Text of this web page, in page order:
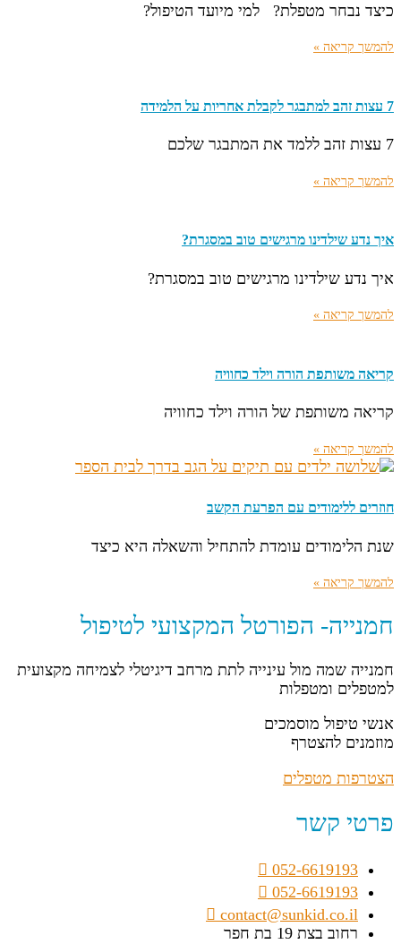
כיצד נבחר מטפלת? למי מיועד הטיפול?
להמשך קריאה »
7 עצות זהב למתבגר לקבלת אחריות על הלמידה
7 עצות זהב ללמד את המתבגר שלכם
להמשך קריאה »
איך נדע שילדינו מרגישים טוב במסגרת?
איך נדע שילדינו מרגישים טוב במסגרת?
להמשך קריאה »
קריאה משותפת הורה וילד כחוויה
קריאה משותפת של הורה וילד כחוויה
להמשך קריאה »
חוזרים ללימודים עם הפרעת הקשב
שנת הלימודים עומדת להתחיל והשאלה היא כיצד
להמשך קריאה »
חמנייה- הפורטל המקצועי לטיפול
חמנייה שמה מול עינייה לתת מרחב דיגיטלי לצמיחה מקצועית
למטפלים ומטפלות
אנשי טיפול מוסמכים
מוזמנים להצטרף
הצטרפות מטפלים
פרטי קשר
052-6619193
052-6619193
contact@sunkid.co.il
רחוב בצת 19 בת חפר